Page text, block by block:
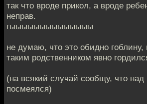
так что вроде прикол, а вроде
неправ.
гыыыыыыыыыыыыыы
не думаю, что это обидно гоблину,
таким родственником явно
(на всякий случай сообщу, что над
посмеялся)